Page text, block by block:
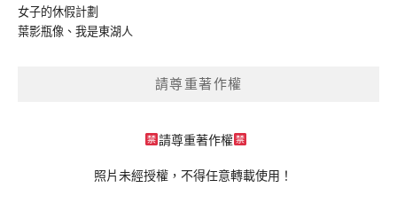
女子的休假計劃
葉影瓶像 、 我是東湖人
請尊重著作權
請尊重著作權
照片未經授權，不得任意轉載使用！